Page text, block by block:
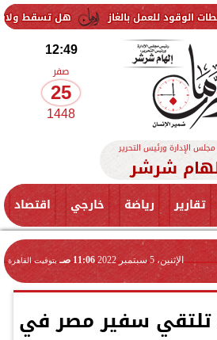
هل تسقط ولاية الأب لارتكابه بالغاز
12:49
صفر
25
1448
الإدارة ورئيس التحرير
شرشر
تقارير رياضة خارجي اقتصاد
الإثنين، 5 سبتمبر 2022 11:06 صـ بتوقيت القاهرة
تلتقي سفير مصر في